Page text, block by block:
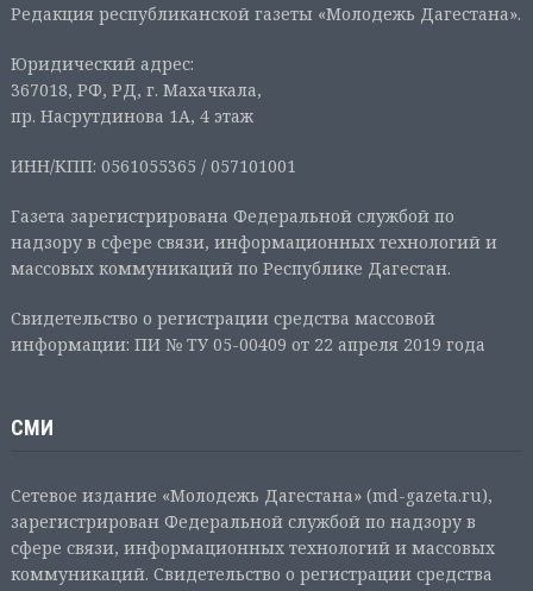
Редакция республиканской газеты «Молодежь Дагестана».
Юридический адрес:
367018, РФ, РД, г. Махачкала,
пр. Насрутдинова 1А, 4 этаж
ИНН/КПП: 0561055365 / 057101001
Газета зарегистрирована Федеральной службой по
надзору в сфере связи, информационных технологий и
массовых коммуникаций по Республике Дагестан.
Свидетельство о регистрации средства массовой
информации: ПИ № ТУ 05-00409 от 22 апреля 2019 года
СМИ
Сетевое издание «Молодежь Дагестана» (md-gazeta.ru),
зарегистрирован Федеральной службой по надзору в
сфере связи, информационных технологий и массовых
коммуникаций. Свидетельство о регистрации средства